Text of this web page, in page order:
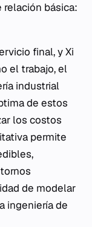
básica:
final, y Xi​
el trabajo, el
industrial
de estos
los costos
permite
de modelar
ingeniería de